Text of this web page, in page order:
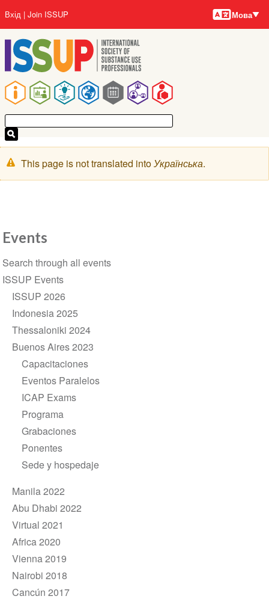
до
основного
вмісту
Main
navigation
User
account
menu
Вхід Join ISSUP Мови
Мова
Попереджувальне
повідомлення
This page is not translated intoУкраїнська.
Events
Section
navigation
Search through all events
ISSUP Events
ISSUP 2026
Indonesia 2025
Thessaloniki 2024
Buenos Aires 2023
Capacitaciones
Eventos Paralelos
ICAP Exams
Programa
Grabaciones
Ponentes
Sede y hospedaje
Manila 2022
Abu Dhabi 2022
Virtual 2021
Africa 2020
Vienna 2019
Nairobi 2018
Cancún 2017